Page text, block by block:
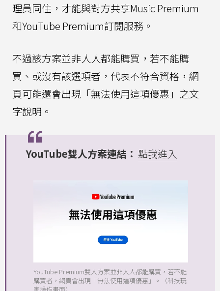
理員同住，才能與對方共享Music Premium
和YouTube Premium訂閱服務。
不過該方案並非人人都能購買，若不能購
買、或沒有該選項者，代表不符合資格，網
頁可能還會出現「無法使用這項優惠」之文
字說明。
YouTube雙人方案連結： 點我進入
YouTube Premium雙人方案並非人人都能購買，若不能
購買者，網頁會出現「無法使用這項優惠」。（科技玩